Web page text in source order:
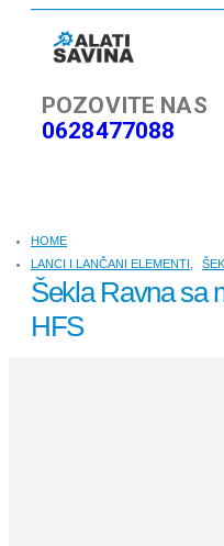
POZOVITE NAS
0628477088
HOME
LANCI I LANČANI ELEMENTI
Šekla Ravna sa
HFS